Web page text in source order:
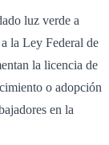
luz verde a
la Ley Federal de
la licencia de
o adopción
en la